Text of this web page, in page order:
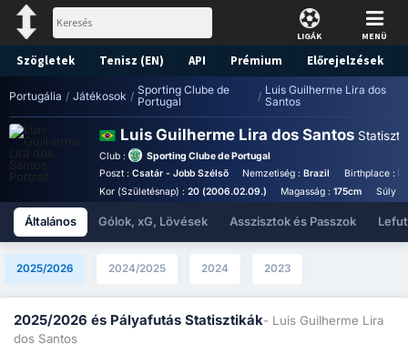
LIGÁK MENÜ
Szögletek Tenisz (EN) API Prémium Előrejelzések
Portugália / Játékosok / Sporting Clube de
Portugal
/ Luis Guilherme Lira dos
Santos
Luis Guilherme Lira dos Santos Statiszt.
Club :
Sporting Clube de Portugal
Poszt : Csatár - Jobb Szélső Nemzetiség :Brazil Birthplace :
Kor (Születésnap) : 20 (2006.02.09.) Magasság :175cm Súly :
Általános Gólok, xG, Lövések Asszisztok és Passzok
2025/2026 2024/2025 2024 2023
2025/2026 és Pályafutás Statisztikák- Luis Guilherme Lira
dos Santos